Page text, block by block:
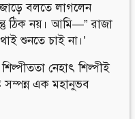
বলতে লাগলেন
ঠিক নয়। আমি—” রাজা
শুনতে চাই না।’
নেহাৎ শিল্পীই
সম্পন্ন এক মহানুভব